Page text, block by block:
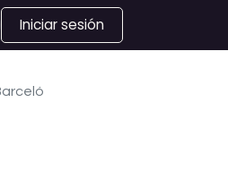
Iniciar sesión